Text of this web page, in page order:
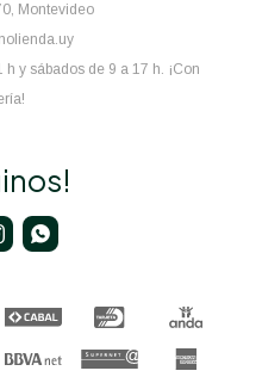
Montevideo
y sábados de 9 a 17 h. ¡Con
